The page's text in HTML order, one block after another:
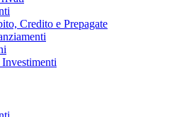
Credito e Prepagate